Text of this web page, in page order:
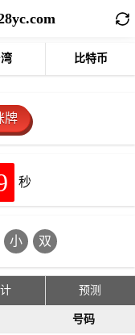
比特币
牌
秒
小 双
预测
号码